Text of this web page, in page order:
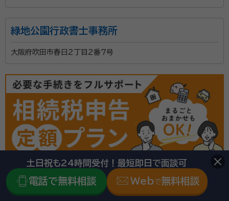
緑地公園行政書士事務所
大阪府吹田市春日２丁目２番７号
土日祝も24時間受付！最短即日で面談可
電話で無料相談 Webで無料相談